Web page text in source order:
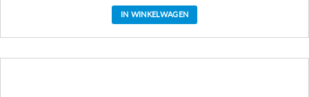
IN WINKELWAGEN